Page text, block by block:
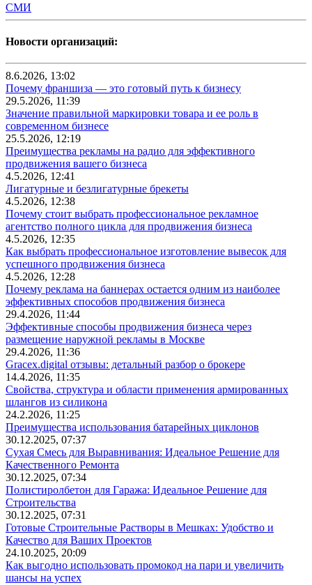
СМИ
Новости организаций:
8.6.2026, 13:02
Почему франшиза — это готовый путь к бизнесу
29.5.2026, 11:39
Значение правильной маркировки товара и ее роль в
современном бизнесе
25.5.2026, 12:19
Преимущества рекламы на радио для эффективного
продвижения вашего бизнеса
4.5.2026, 12:41
Лигатурные и безлигатурные брекеты
4.5.2026, 12:38
Почему стоит выбрать профессиональное рекламное
агентство полного цикла для продвижения бизнеса
4.5.2026, 12:35
Как выбрать профессиональное изготовление вывесок для
успешного продвижения бизнеса
4.5.2026, 12:28
Почему реклама на баннерах остается одним из наиболее
эффективных способов продвижения бизнеса
29.4.2026, 11:44
Эффективные способы продвижения бизнеса через
размещение наружной рекламы в Москве
29.4.2026, 11:36
Gracex.digital отзывы: детальный разбор о брокере
14.4.2026, 11:35
Свойства, структура и области применения армированных
шлангов из силикона
24.2.2026, 11:25
Преимущества использования батарейных циклонов
30.12.2025, 07:37
Сухая Смесь для Выравнивания: Идеальное Решение для
Качественного Ремонта
30.12.2025, 07:34
Полистиролбетон для Гаража: Идеальное Решение для
Строительства
30.12.2025, 07:31
Готовые Строительные Растворы в Мешках: Удобство и
Качество для Ваших Проектов
24.10.2025, 20:09
Как выгодно использовать промокод на пари и увеличить
шансы на успех